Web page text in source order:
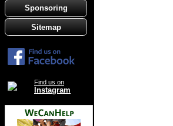
Sponsoring
Sitemap
Find us on
Instagram